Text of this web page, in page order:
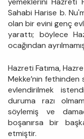
Sahabi Harise b.
olan bir evini genç
yarattı; böylece
ocağından
Hazreti Fatıma,
Mekke’nin fethinden
evlendirilmek
duruma razı
söylemiş ve
boşanırsa bir
etmiştir.